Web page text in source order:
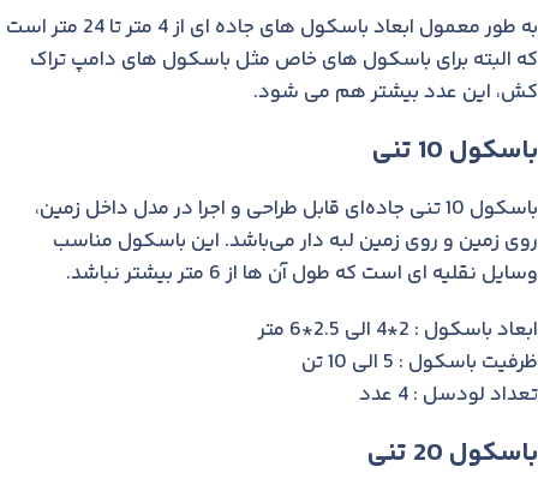
به طور معمول ابعاد باسکول های جاده ای از 4 متر تا 24 متر است
که البته برای باسکول های خاص مثل باسکول های دامپ تراک
کش، این عدد بیشتر هم می شود.
باسکول 10 تنی
باسکول 10 تنی جاده‌ای قابل طراحی و اجرا در مدل داخل زمین،
روی زمین و روی زمین لبه دار می‌باشد. این باسکول مناسب
وسایل نقلیه ای است که طول آن ها از 6 متر بیشتر نباشد.
ابعاد باسکول : 2*4 الی 2.5*6 متر
ظرفیت باسکول : 5 الی 10 تن
تعداد لودسل : 4 عدد
باسکول 20 تنی